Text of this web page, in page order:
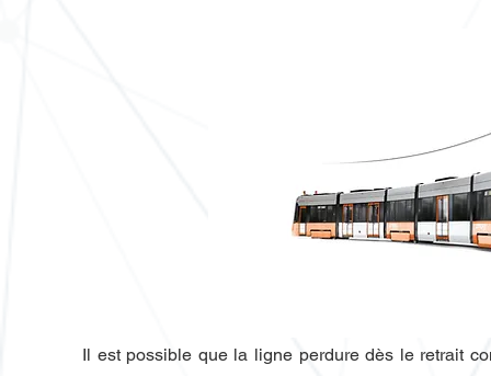
​Il est possible que la ligne perdure dès le retrait